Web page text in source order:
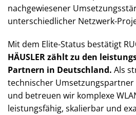
nachgewiesener
unterschiedlicher Netzwerk-
Mit dem Elite-Status bestätigt
HÄUSLER zählt zu den
Partnern in Deutschland. Als
technischer
und betreuen wir komplexe
leistungsfähig, skalierbar und